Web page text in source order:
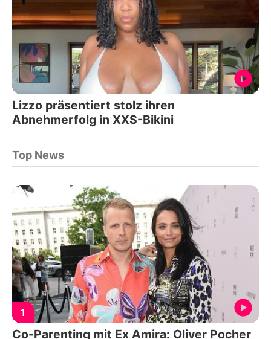
Lizzo präsentiert stolz ihren
Abnehmerfolg in XXS-Bikini
Top News
1
Co-Parenting mit Ex Amira: Oliver Pocher